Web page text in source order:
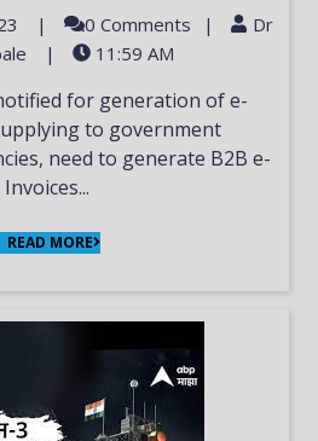
| 0 Comments |
Dr
| 11:59 AM
to government
need to generate B2B e-
Invoices...
READ MORE